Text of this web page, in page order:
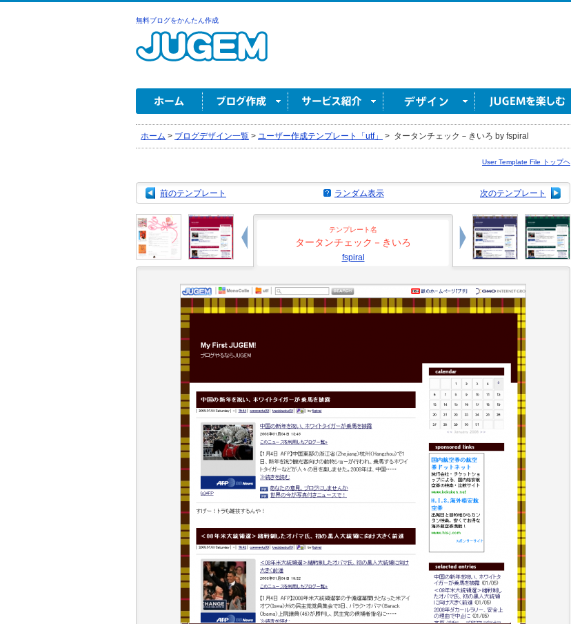
無料ブログをかんたん作成
ホーム > ブログデザイン一覧 > ユーザー作成テンプレート「utf」 > タータンチェック－きいろ by fspiral
User Template File トップヘ
前のテンプレート 次のテンプレート
ランダム表示
テンプレート名
タータンチェック－きいろ
fspiral